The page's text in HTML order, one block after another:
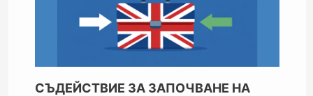
СЪДЕЙСТВИЕ ЗА ЗАПОЧВАНЕ НА